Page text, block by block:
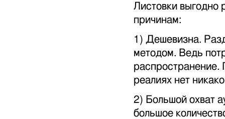
Листовки выгодно
причинам:
1) Дешевизна.
методом. Ведь
распространение.
реалиях нет
2) Большой охват
большое